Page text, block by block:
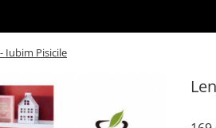
Iubim Pisicile